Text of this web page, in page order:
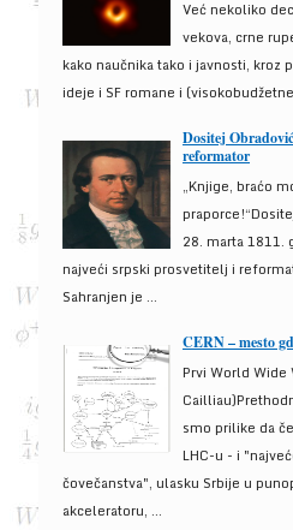
Već nekoliko
vekova, crne
kako naučnika tako i javnosti, kroz
ideje i SF romane i
Dositej
reformator
„Knjige, braćo
28. marta 1811.
najveći srpski prosvetitelj i
Sahranjen je ...
CERN – mesto
Prvi World
smo prilike da
LHC-u - i
čovečanstva", ulasku Srbije u
akceleratoru, ...